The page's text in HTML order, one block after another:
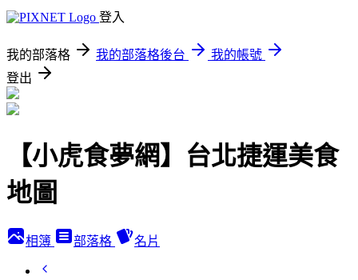
登入
我的部落格 我的部落格後台
我的帳號
登出
【小虎食夢網】台北捷運美食
地圖
相簿 部落格 名片